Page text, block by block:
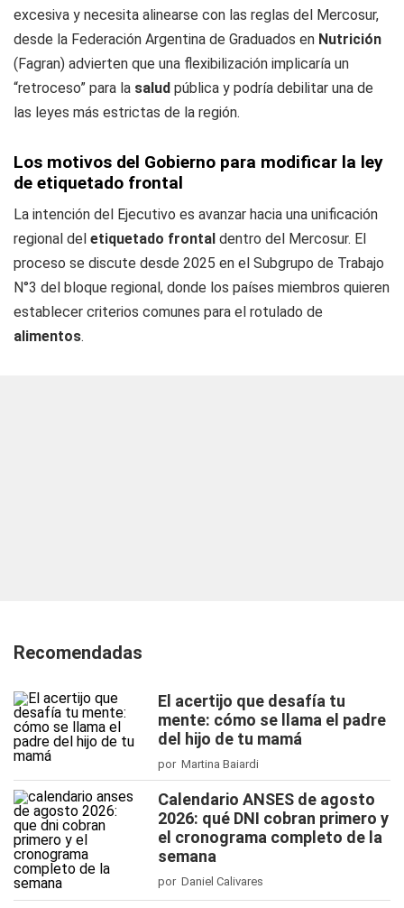
excesiva y necesita alinearse con las reglas del Mercosur,
desde la Federación Argentina de Graduados en Nutrición
(Fagran) advierten que una flexibilización implicaría un
“retroceso” para la salud pública y podría debilitar una de
las leyes más estrictas de la región.
Los motivos del Gobierno para modificar la ley
de etiquetado frontal
La intención del Ejecutivo es avanzar hacia una unificación
regional del etiquetado frontal dentro del Mercosur. El
proceso se discute desde 2025 en el Subgrupo de Trabajo
N°3 del bloque regional, donde los países miembros quieren
establecer criterios comunes para el rotulado de
alimentos.
Recomendadas
El acertijo que desafía tu
mente: cómo se llama el padre
del hijo de tu mamá
por Martina Baiardi
Calendario ANSES de agosto
2026: qué DNI cobran primero y
el cronograma completo de la
semana
por Daniel Calivares